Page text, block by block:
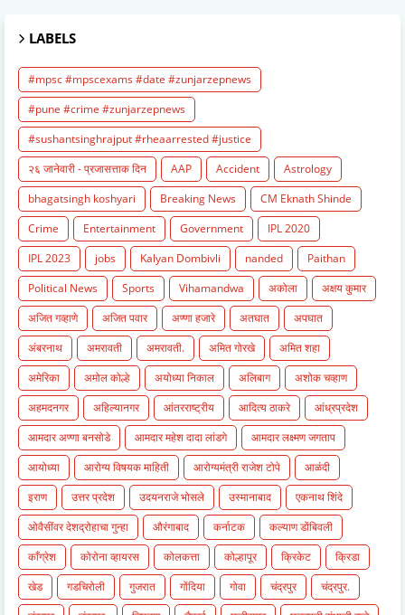
LABELS
#mpsc #mpscexams #date #zunjarzepnews
#pune #crime #zunjarzepnews
#sushantsinghrajput #rheaarrested #justice
२६ जानेवारी - प्रजासत्ताक दिन
AAP Accident
Astrology
bhagatsingh koshyari
Breaking News
CM Eknath Shinde
Crime
Entertainment Government
IPL 2020
IPL 2023
jobs Kalyan Dombivli nanded
Paithan
Political News
Sports Vihamandwa अकोला
अक्षय कुमार
अजित गव्हाणे
अजित पवार अण्णा हजारे अतघात
अपघात
अंबरनाथ
अमरावती अमरावती. अमित गोरखे
अमित शहा
अमेरिका
अमोल कोल्हे अयोध्या निकाल अलिबाग
अशोक चव्हाण
अहमदनगर
अहिल्यानगर आंतरराष्ट्रीय आदित्य ठाकरे
आंध्रप्रदेश
आमदार अण्णा बनसोडे
आमदार महेश दादा लांडगे
आमदार लक्ष्मण जगताप
आयोध्या
आरोग्य विषयक माहिती आरोग्यमंत्री राजेश टोपे
आळंदी
इराण
उत्तर प्रदेश उदयनराजे भोसले उस्मानाबाद
एकनाथ शिंदे
ओवैसींवर देशद्रोहाचा गुन्हा
औरंगाबाद कर्नाटक
कल्याण डोंबिवली
काँग्रेश
कोरोना व्हायरस कोलकत्ता कोल्हापूर क्रिकेट
क्रिडा
खेड
गडचिरोली गुजरात गोंदिया गोवा चंद्रपुर
चंद्रपुर.